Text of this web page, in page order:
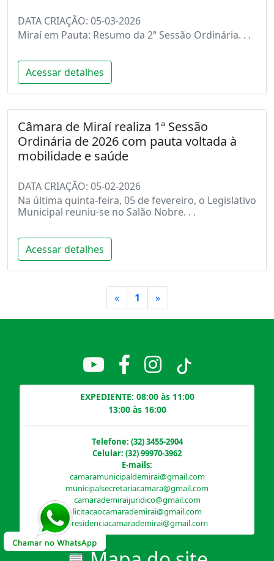
DATA CRIAÇÃO: 05-03-2026
Miraí em Pauta: Resumo da 2ª Sessão Ordinária. . .
Acessar detalhes
Câmara de Miraí realiza 1ª Sessão
Ordinária de 2026 com pauta voltada à
mobilidade e saúde
DATA CRIAÇÃO: 05-02-2026
Na última quinta-feira, 05 de fevereiro, o Legislativo
Municipal reuniu-se no Salão Nobre. . .
Acessar detalhes
«Primeiro
1 »Último
EXPEDIENTE: 08:00 às 11:00
13:00 às 16:00
Telefone: (32) 3455-2904
Celular: (32) 99970-3962
E-mails:
camaramunicipaldemirai@gmail.com
municipalsecretariacamara@gmail.com
camarademiraijuridico@gmail.com
licitacaocamarademirai@gmail.com
presidenciacamarademirai@gmail.com